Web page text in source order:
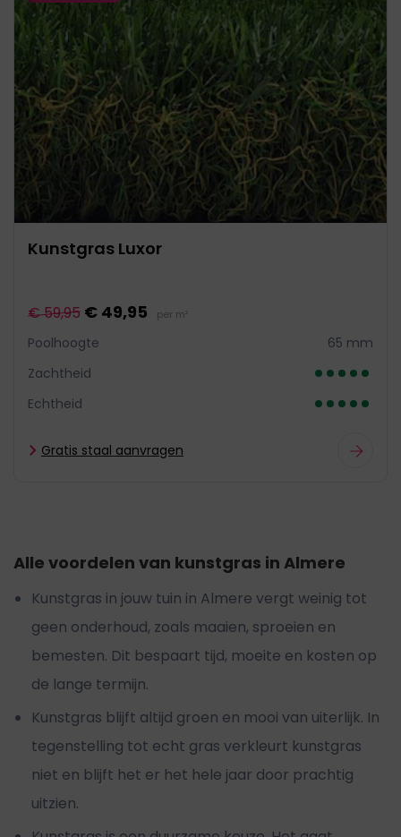
Kunstgras Luxor
€ 59,95 € 49,95 per m²
Poolhoogte
65 mm
Zachtheid
Echtheid
Gratis staal aanvragen
Alle voordelen van kunstgras in Almere
Kunstgras in jouw tuin in Almere vergt weinig tot
geen onderhoud, zoals maaien, sproeien en
bemesten. Dit bespaart tijd, moeite en kosten op
de lange termijn.
Kunstgras blijft altijd groen en mooi van uiterlijk. In
tegenstelling tot echt gras verkleurt kunstgras
niet en blijft het er het hele jaar door prachtig
uitzien.